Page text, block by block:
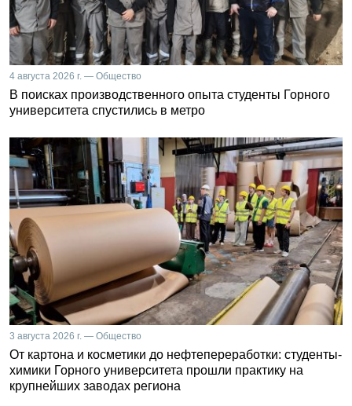
4 августа 2026 г. — Общество
В поисках производственного опыта студенты Горного
университета спустились в метро
3 августа 2026 г. — Общество
От картона и косметики до нефтепереработки: студенты-
химики Горного университета прошли практику на
крупнейших заводах региона